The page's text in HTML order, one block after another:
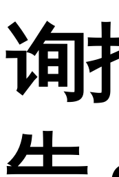
询